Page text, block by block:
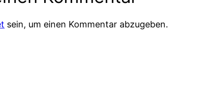
sein, um einen Kommentar abzugeben.